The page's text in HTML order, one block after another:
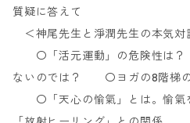
質疑に答えて
＜神尾先生と淨潤先生の本気対
〇「活元運動」の危険性は？
ないのでは？ 〇ヨガの8階梯の
〇「天心の愉氣」とは。愉氣